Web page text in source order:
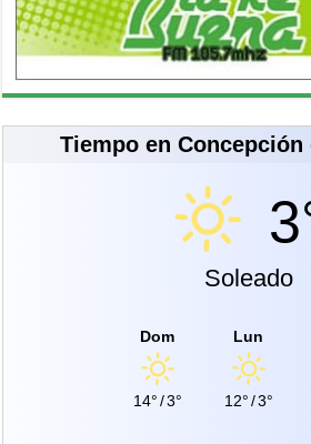
Tiempo en Concepción
Soleado
Dom
14°/3°
Lun
12°/3°